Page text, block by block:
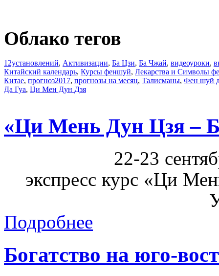
Облако тегов
12установлений, Активизации, Ба Цзи, Ба Чжай, видеоуроки,
Китайский календарь, Курсы феншуй, Лекарства и Символы
Китае, прогноз2017, прогнозы на месяц, Талисманы, Фен шуй
Да Гуа, Ци Мен Дун Дзя
«Ци Мень Дун Цзя –
22-23
экспресс курс «Ци
Подробнее
Богатство на юго-